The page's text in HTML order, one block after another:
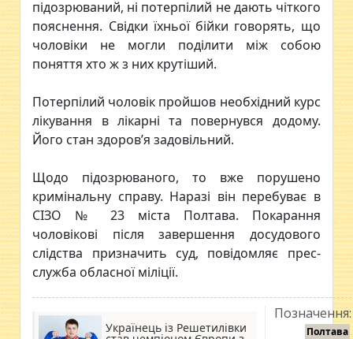
підозрюваний, ні потерпілий не дають чіткого
пояснення. Свідки їхньої бійки говорять, що
чоловіки не могли поділити між собою
поняття хто ж з них крутіший.
Потерпілий чоловік пройшов необхідний курс
лікування в лікарні та повернувся додому.
Його стан здоров’я задовільний.
Щодо підозрюваного, то вже порушено
кримінальну справу. Наразі він перебуває в
СІЗО № 23 міста Полтава. Покарання
чоловікові після завершення досудового
слідства призначить суд, повідомляє прес-
служба обласної міліції.
Українець із Решетилівки
Позначення:
Полтава